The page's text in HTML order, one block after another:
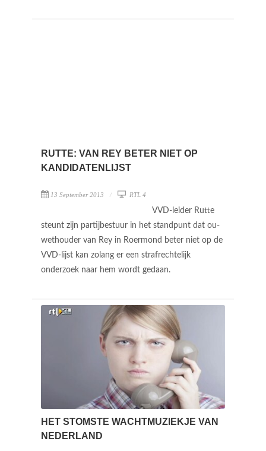
KANDIDATENLIJST
steunt zijn partijbestuur in het standpunt dat ou-
wethouder van Rey in Roermond beter niet op de
VVD-lijst kan zolang er een strafrechtelijk
onderzoek naar hem wordt gedaan.
HET STOMSTE WACHTMUZIEKJE VAN
NEDERLAND